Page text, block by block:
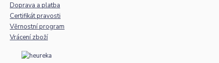
Doprava a platba
Certifikát pravosti
Věrnostní program
Vrácení zboží